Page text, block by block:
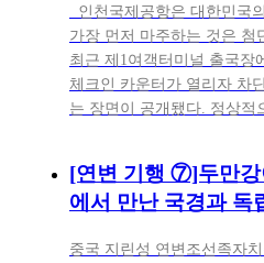
인천국제공항은 대한민국
가장 먼저 마주하는 것은 첨
최근 제1여객터미널 출국장
체크인 카운터가 열리자 차
는 장면이 공개됐다. 정상적
[연변 기행 ⑦]두만
에서 만난 국경과 독
중국 지린성 연변조선족자